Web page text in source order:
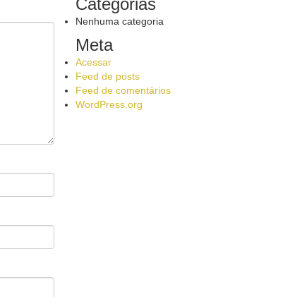
Nenhuma categoria
Meta
Acessar
Feed de posts
Feed de comentários
WordPress.org